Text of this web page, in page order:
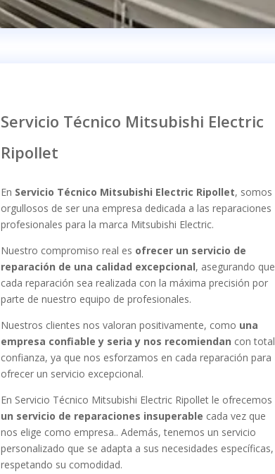
Servicio Técnico Mitsubishi Electric
Ripollet
En Servicio Técnico Mitsubishi Electric Ripollet, somos
orgullosos de ser una empresa dedicada a las reparaciones
profesionales para la marca Mitsubishi Electric.
Nuestro compromiso real es ofrecer un servicio de
reparación de una calidad excepcional, asegurando que
cada reparación sea realizada con la máxima precisión por
parte de nuestro equipo de profesionales.
Nuestros clientes nos valoran positivamente, como una
empresa confiable y seria y nos recomiendan con total
confianza, ya que nos esforzamos en cada reparación para
ofrecer un servicio excepcional.
En Servicio Técnico Mitsubishi Electric Ripollet le ofrecemos
un servicio de reparaciones insuperable cada vez que
nos elige como empresa.. Además, tenemos un servicio
personalizado que se adapta a sus necesidades específicas,
respetando su comodidad.